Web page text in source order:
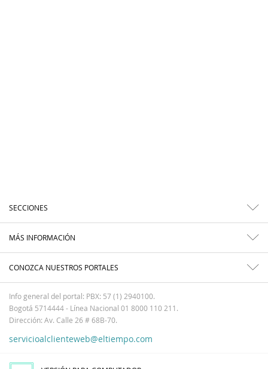
SECCIONES
MÁS INFORMACIÓN
CONOZCA NUESTROS PORTALES
Info general del portal: PBX: 57 (1) 2940100.
Bogotá 5714444 - Línea Nacional 01 8000 110 211.
Dirección: Av. Calle 26 # 68B-70.
servicioalclienteweb@eltiempo.com